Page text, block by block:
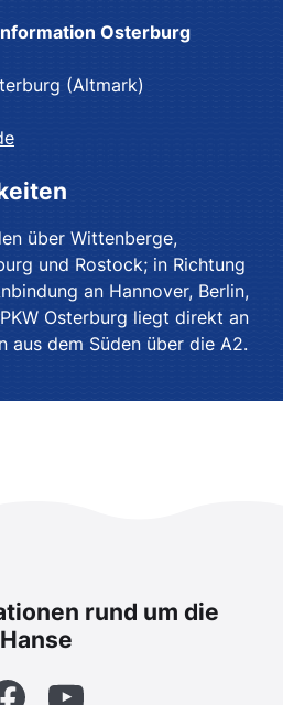
Osterburg
(Altmark)
über Wittenberge,
und Rostock; in Richtung
an Hannover, Berlin,
Osterburg liegt direkt an
aus dem Süden über die A2.
rund um die
Hanse
FacebookYouTube